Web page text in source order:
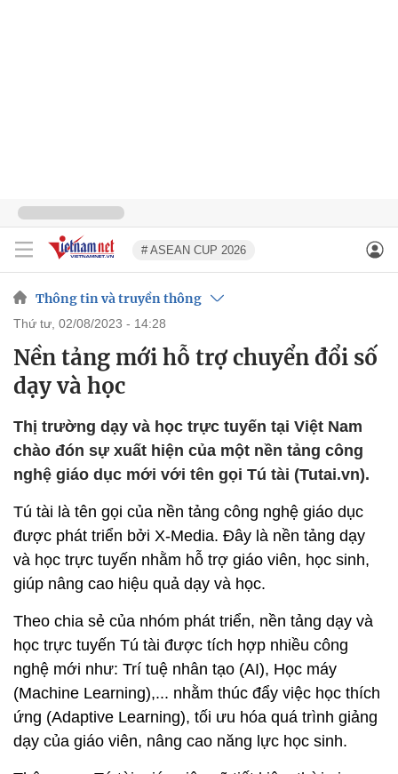
# ASEAN CUP 2026
Thông tin và truyền thông
thứ tư, 02/08/2023 - 14:28
Nền tảng mới hỗ trợ chuyển đổi số
dạy và học
Thị trường dạy và học trực tuyến tại Việt Nam
chào đón sự xuất hiện của một nền tảng công
nghệ giáo dục mới với tên gọi Tú tài (Tutai.vn).
Tú tài là tên gọi của nền tảng công nghệ giáo dục
được phát triển bởi X-Media. Đây là nền tảng dạy
và học trực tuyến nhằm hỗ trợ giáo viên, học sinh,
giúp nâng cao hiệu quả dạy và học.
Theo chia sẻ của nhóm phát triển, nền tảng dạy và
học trực tuyến Tú tài được tích hợp nhiều công
nghệ mới như: Trí tuệ nhân tạo (AI), Học máy
(Machine Learning),... nhằm thúc đẩy việc học thích
ứng (Adaptive Learning), tối ưu hóa quá trình giảng
dạy của giáo viên, nâng cao năng lực học sinh.